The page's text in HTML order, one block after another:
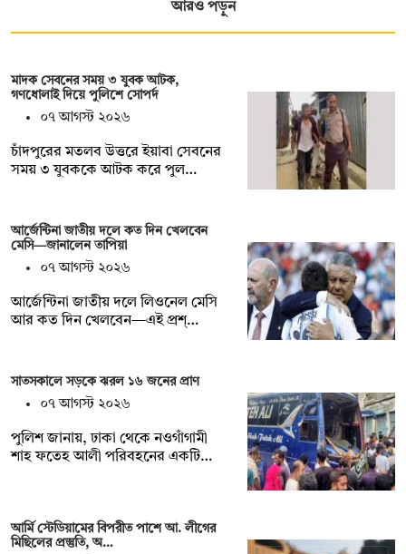
আরও পড়ুন
মাদক সেবনের সময় ৩ যুবক আটক,
গণধোলাই দিয়ে পুলিশে সোপর্দ
০৭ আগস্ট ২০২৬
চাঁদপুরের মতলব উত্তরে ইয়াবা সেবনের
সময় ৩ যুবককে আটক করে পুল…
আর্জেন্টিনা জাতীয় দলে কত দিন খেলবেন
মেসি—জানালেন তাপিয়া
০৭ আগস্ট ২০২৬
আর্জেন্টিনা জাতীয় দলে লিওনেল মেসি
আর কত দিন খেলবেন—এই প্রশ্…
সাতসকালে সড়কে ঝরল ১৬ জনের প্রাণ
০৭ আগস্ট ২০২৬
পুলিশ জানায়, ঢাকা থেকে নওগাঁগামী
শাহ ফতেহ আলী পরিবহনের একটি…
আর্মি স্টেডিয়ামের বিপরীত পাশে আ. লীগের
মিছিলের প্রস্তুতি, অ…